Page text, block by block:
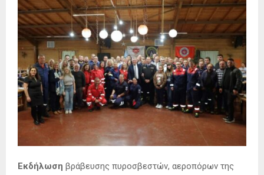
Εκδήλωση βράβευσης πυροσβεστών, αεροπόρων της